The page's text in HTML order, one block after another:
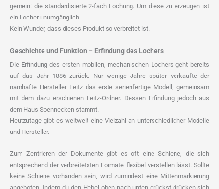
gemein: die standardisierte 2-fach Lochung. Um diese zu erzeugen ist
ein Locher unumgänglich.
Kein Wunder, dass dieses Produkt so verbreitet ist.
Geschichte und Funktion – Erfindung des Lochers
Die Erfindung des ersten mobilen, mechanischen Lochers geht bereits
auf das Jahr 1886 zurück. Nur wenige Jahre später verkaufte der
namhafte Hersteller Leitz das erste serienfertige Modell, gemeinsam
mit dem dazu erschienen Leitz-Ordner. Dessen Erfindung jedoch aus
dem Haus Soennecken stammt.
Heutzutage gibt es weltweit eine Vielzahl an unterschiedlicher Modelle
und Hersteller.
Zum Zentrieren der Dokumente gibt es oft eine Schiene, die sich
entsprechend der verbreitetsten Formate flexibel verstellen lässt. Sollte
keine Schiene vorhanden sein, wird zumindest eine Mittenmarkierung
angeboten. Indem du den Hebel oben nach unten drückst drücken sich